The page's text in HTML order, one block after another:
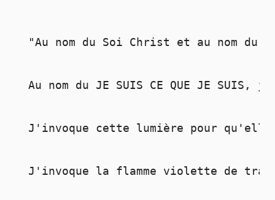
"Au nom du Soi Christ et au nom
Au nom du JE SUIS CE QUE JE
J'invoque cette lumière pour
J'invoque la flamme violette de